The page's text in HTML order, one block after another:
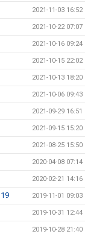
2021-11-03 16:52
2021-10-22 07:07
2021-10-16 09:24
2021-10-15 22:02
2021-10-13 18:20
2021-10-06 09:43
2021-09-29 16:51
2021-09-15 15:20
2021-08-25 15:50
2020-04-08 07:14
2020-02-21 14:16
2019-11-01 09:03
2019-10-31 12:44
2019-10-28 21:40